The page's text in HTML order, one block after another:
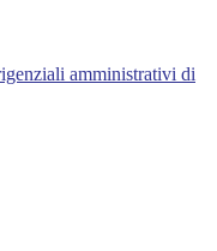
amministrativi di